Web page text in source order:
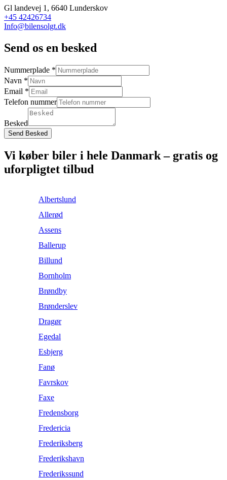
Gl landevej 1, 6640 Lunderskov
+45 42426734
Info@bilensolgt.dk
Send os en besked
Nummerplade *
Navn *
Email *
Telefon nummer
Besked
Send Besked
Vi køber biler i hele Danmark – gratis og
uforpligtet tilbud
Albertslund
Allerød
Assens
Ballerup
Billund
Bornholm
Brøndby
Brønderslev
Dragør
Egedal
Esbjerg
Fanø
Favrskov
Faxe
Fredensborg
Fredericia
Frederiksberg
Frederikshavn
Frederikssund